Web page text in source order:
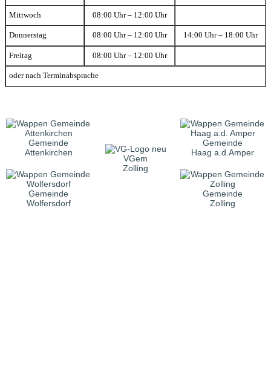
Mittwoch 08:00 Uhr – 12:00 Uhr
Donnerstag 08:00 Uhr – 12:00 Uhr 14:00 Uhr – 18:00 Uhr
Freitag 08:00 Uhr – 12:00 Uhr
oder nach Terminabsprache
Gemeinde
Attenkirchen
VGem
Zolling
Gemeinde
Haag a.d.Amper
Gemeinde
Wolfersdorf
Gemeinde
Zolling